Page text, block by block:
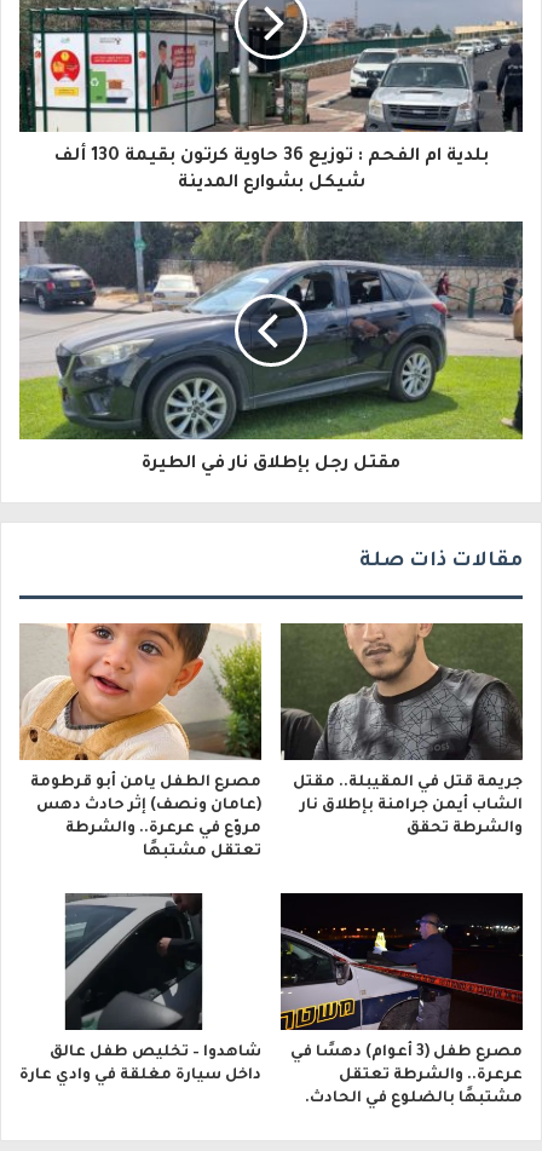
د
ك
ا
إ
ل
ك
ت
ر
و
ي
بلدية ام الفحم : توزيع 36 حاوية كرتون بقيمة 130 ألف
شيكل بشوارع المدينة
مقتل رجل بإطلاق نار في الطيرة
مقالات ذات صلة
جريمة قتل في المقيبلة.. مقتل
الشاب أيمن جرامنة بإطلاق نار
والشرطة تحقق
مصرع الطفل يامن أبو قرطومة
(عامان ونصف) إثر حادث دهس
مروّع في عرعرة.. والشرطة
تعتقل مشتبهًا
مصرع طفل (3 أعوام) دهسًا في
عرعرة.. والشرطة تعتقل
مشتبهًا بالضلوع في الحادث.
شاهدوا – تخليص طفل عالق
داخل سيارة مغلقة في وادي عارة